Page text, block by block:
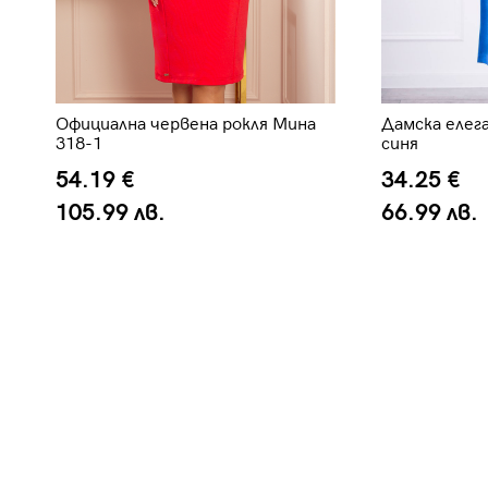
Официална червена рокля Мина
318-1
54.19 €
105.99 лв.
Дамска
синя
34.25 €
66.99 лв.